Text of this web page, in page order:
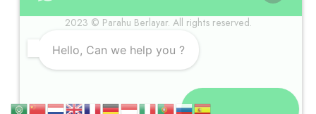
2023 © Parahu Berlayar. All rights reserved.
Hello, Can we help you ?
Open chat